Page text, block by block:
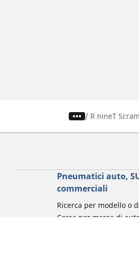
/ R nineT
Pneumatici auto,
commerciali
Ricerca per modello o
Cerca per marca di